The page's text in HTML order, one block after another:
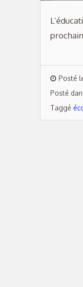
Posté
Posté
Taggé